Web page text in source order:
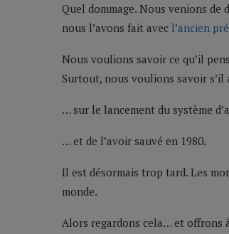
Quel dommage. Nous venions de
nous l’avons fait avec l’ancien
Nous voulions savoir ce qu’il
Surtout, nous voulions savoir
… sur le lancement du système
… et de l’avoir sauvé en 1980.
Il est désormais trop tard. Les
monde.
Alors regardons cela… et offrons